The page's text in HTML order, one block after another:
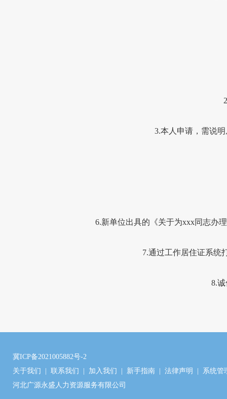
3.本人申请，需说
6.新单位出具的《关于为xxx同志办理
7.通过工作居住证系统
8.诚
冀ICP备2021005882号-2
关于我们
联系我们 加入我们 新手指南 法律声明
系统管
河北广源永盛人力资源服务有限公司